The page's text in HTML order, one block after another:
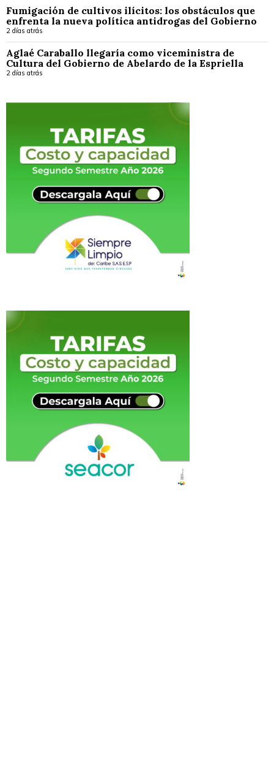
Fumigación de cultivos ilícitos: los obstáculos que
enfrenta la nueva política antidrogas del Gobierno
2 días atrás
Aglaé Caraballo llegaría como viceministra de
Cultura del Gobierno de Abelardo de la Espriella
2 días atrás